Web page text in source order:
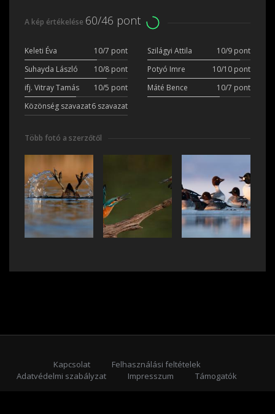
A kép értékelése 60/46 pont
Keleti Éva 10/7 pont Szilágyi Attila
10/9 pont
Suhayda László
10/8 pont Potyó Imre
10/10 pont
ifj. Vitray Tamás
10/5 pont Máté Bence
10/7 pont
Közönség szavazat6 szavazat
Több fotó a szerzőtől
Kapcsolat
Felhasználási feltételek
Adatvédelmi szabályzat
Impresszum
Támogatók